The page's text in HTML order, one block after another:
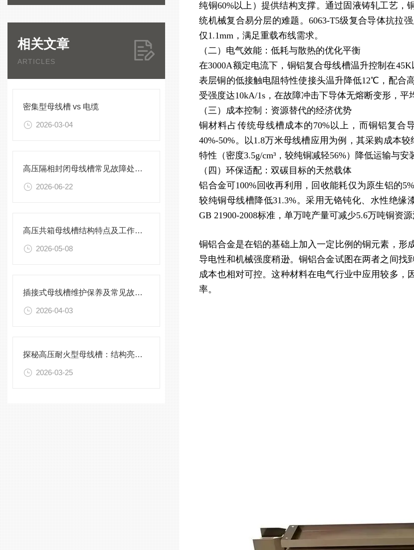
相关文章
ARTICLES
密集型母线槽 vs 电缆
2026-03-04
高压隔相封闭母线槽常见故障处理方案
2026-06-22
高压共箱母线槽结构特点及工作原理
2026-05-08
插接式母线槽维护保养及常见故障处理指南
2026-04-03
探秘高压耐火型母线槽：结构亮点与实用效能
2026-03-25
纯铜60%以上）提供结构支撑。通过固液铸轧工艺，
统机械复合易分层的难题。6063-T5级复合导体抗拉
仅1.1mm，满足重载布线需求。
（二）电气效能：低耗与散热的优化平衡
在3000A额定电流下，铜铝复合母线槽温升控制在
表层铜的低接触电阻特性使接头温升降低12℃，配合
受强度达10kA/1s，在故障冲击下导体无熔断变形，
（三）成本控制：资源替代的经济优势
铜材料占传统母线槽成本的70%以上，而铜铝复合
40%-50%。以1.8万米母线槽应用为例，其采购成本
特性（密度3.5g/cm³，较纯铜减轻56%）降低运输与安
（四）环保适配：双碳目标的天然载体
铝合金可100%回收再利用，回收能耗仅为原生铝的
较纯铜母线槽降低31.3%。采用无铬钝化、水性绝缘
GB 21900-2008标准，单万吨产量可减少5.6万吨铜资源
铜铝合金是在铝的基础上加入一定比例的铜元素，形
导电性和机械强度稍逊。铜铝合金试图在两者之间找
成本也相对可控。这种材料在电气行业中应用较多
率。